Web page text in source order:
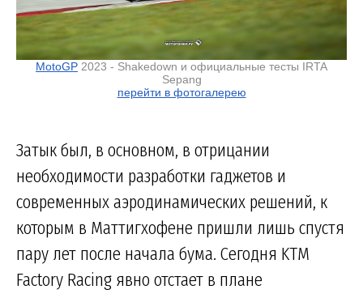
MotoGP 2023 - Shakedown и официальные тесты IRTA
Sepang
перейти в фотогалерею
Затык был, в основном, в отрицании
необходимости разработки гаджетов и
современных аэродинамических решений, к
которым в Маттигхофене пришли лишь спустя
пару лет после начала бума. Сегодня KTM
Factory Racing явно отстает в плане